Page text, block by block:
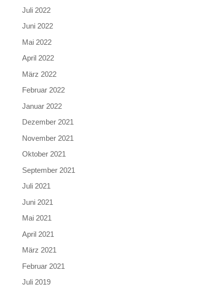
Juli 2022
Juni 2022
Mai 2022
April 2022
März 2022
Februar 2022
Januar 2022
Dezember 2021
November 2021
Oktober 2021
September 2021
Juli 2021
Juni 2021
Mai 2021
April 2021
März 2021
Februar 2021
Juli 2019